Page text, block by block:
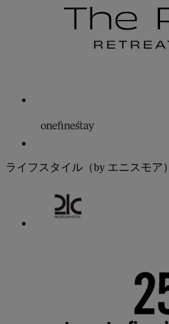
ライフスタイル（by エニスモア）